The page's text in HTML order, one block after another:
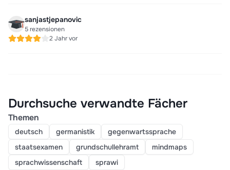
sanjastjepanovic
5 rezensionen
2 Jahr vor
Durchsuche verwandte Fächer
Themen
deutsch germanistik
gegenwartssprache
staatsexamen
grundschullehramt
mindmaps
sprachwissenschaft
sprawi